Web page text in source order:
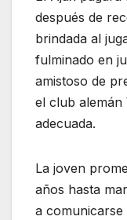
después de
brindada al
fulminado en
amistoso de
el club
adecuada.
La joven
años hasta
a comunicarse